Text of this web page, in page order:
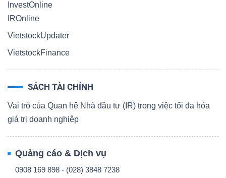
InvestOnline
IROnline
VietstockUpdater
VietstockFinance
SÁCH TÀI CHÍNH
Vai trò của Quan hệ Nhà đầu tư (IR) trong việc tối đa hóa
giá trị doanh nghiệp
Quảng cáo & Dịch vụ
0908 169 898 - (028) 3848 7238